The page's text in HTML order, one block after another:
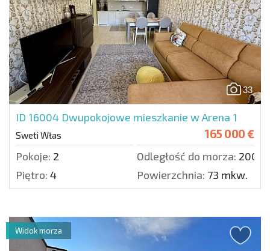
33
ID 16004 Dwupokojowe mieszkanie w Arena 1
Sweti Włas 165 000 €
Pokoje: 2 Odległość do morza: 200
Piętro: 4 Powierzchnia: 73 mkw.
Widok morza